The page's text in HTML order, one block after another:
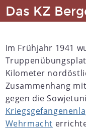
Das KZ
Im Frühjahr 1941
Kilometer
Zusammenhang
gegen die
Wehrmacht